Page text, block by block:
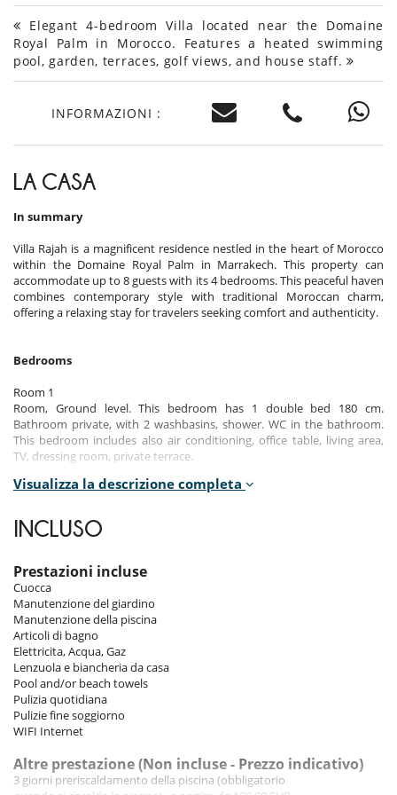
Elegant 4-bedroom Villa located near the Domaine
Royal Palm in Morocco. Features a heated swimming
pool, garden, terraces, golf views, and house staff.
INFORMAZIONI :
LA CASA
In summary
Villa Rajah is a magnificent residence nestled in the heart of Morocco
within the Domaine Royal Palm in Marrakech. This property can
accommodate up to 8 guests with its 4 bedrooms. This peaceful haven
combines contemporary style with traditional Moroccan charm,
offering a relaxing stay for travelers seeking comfort and authenticity.
Bedrooms
Room 1
Room, Ground level. This bedroom has 1 double bed 180 cm.
Bathroom private, with 2 washbasins, shower. WC in the bathroom.
This bedroom includes also air conditioning, office table, living area,
TV, dressing room, private terrace.
Room 2
Bathroom private, shared, with shower. WC in the bathroom. This
bedroom includes also air conditioning, living area, TV, dressing room,
Room 3
Room, Ground level. This bedroom has 1 double bed 160 cm.
Bathroom private, shared, with shower. WC in the bathroom. This
bedroom includes also air conditioning, TV, private terrace.
Room 4
Room, Ground level. This bedroom has 2 twin beds. Bathroom private,
shared, with shower. WC in the bathroom. This bedroom includes also
air conditioning, TV, private terrace.
Indoors
The interiors of the villa showcase a refined design with elegant living
Visualizza la descrizione completa
INCLUSO
Prestazioni incluse
Cuocca
Manutenzione del giardino
Manutenzione della piscina
Articoli di bagno
Elettricita, Acqua, Gaz
Lenzuola e biancheria da casa
Pool and/or beach towels
Pulizia quotidiana
Pulizie fine soggiorno
WIFI Internet
Altre prestazione (Non incluse - Prezzo indicativo)
3 giorni preriscaldamento della piscina (obbligatorio